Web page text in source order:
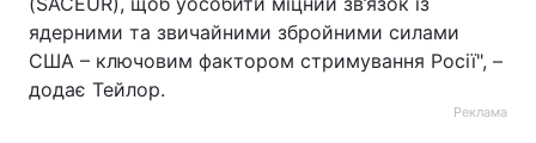
ядерними та звичайними збройними силами
США – ключовим фактором стримування Росії", –
додає Тейлор.
Реклама